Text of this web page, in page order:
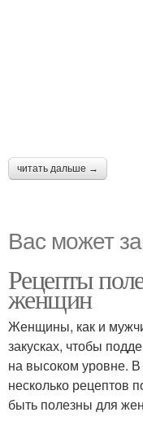
читать дальше →
Вас может
Рецепты
женщин
Женщины, как и
закусках, чтобы
на высоком уровне.
несколько рецептов
быть полезны для